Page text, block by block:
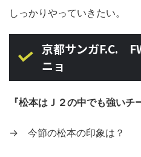
しっかりやっていきたい。
京都サンガF.C.
ニョ
『松本はＪ２の中でも強いチ
→ 今節の松本の印象は？